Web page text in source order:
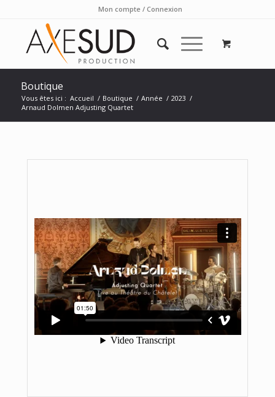
Mon compte / Connexion
Boutique
Vous êtes ici : Accueil / Boutique / Année / 2023 /
Arnaud Dolmen Adjusting Quartet